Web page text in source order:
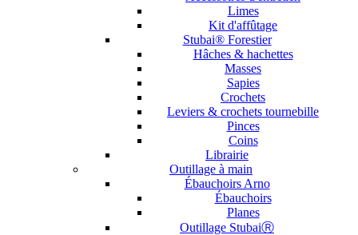
Limes
Kit d'affûtage
Stubai® Forestier
Hâches & hachettes
Masses
Sapies
Crochets
Leviers & crochets tournebille
Pinces
Coins
Librairie
Outillage à main
Ébauchoirs Arno
Ébauchoirs
Planes
Outillage StubaiⓇ